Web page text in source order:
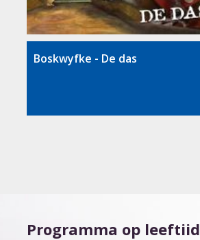
Boskwyfke - De das
Programma op leeftiid